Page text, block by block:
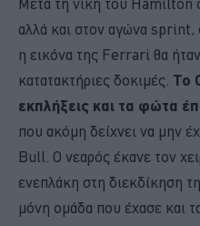
αλλά και στον αγώνα sprint,
η εικόνα της Ferrari θα ήταν
κατατακτήριες δοκιμές. Το
εκπλήξεις και τα φώτα
που ακόμη δείχνει να μην
Bull. Ο νεαρός έκανε τον
ενεπλάκη στη διεκδίκηση
μόνη ομάδα που έχασε και